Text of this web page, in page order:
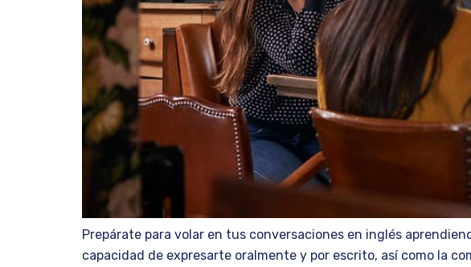
Prepárate para volar en tus conversaciones en inglés
capacidad de expresarte oralmente y por escrito, así como la